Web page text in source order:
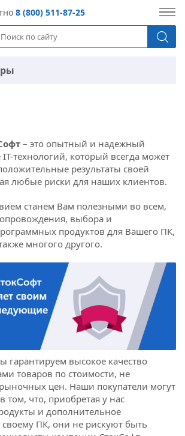
8 (800) 511-87-25
– это опытный и надежный
IT-технологий, который всегда может
результаты своей
любые риски для наших клиентов.
станем Вам полезными во всем,
выбора и
продуктов для Вашего ПК,
многого другого.
гарантируем высокое качество
товаров по стоимости, не
цен. Наши покупатели могут
том, что, приобретая у нас
и дополнительное
ПК, они не рискуют быть